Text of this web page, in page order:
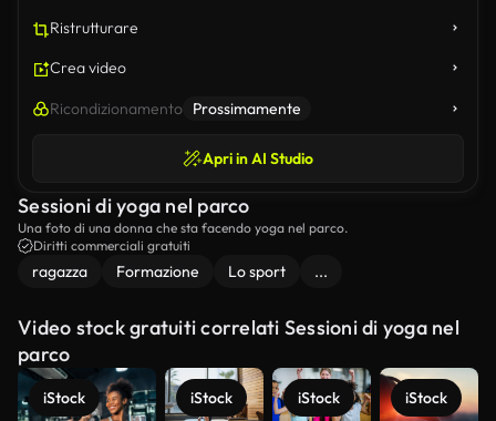
Ristrutturare
Crea video
Ricondizionamento Prossimamente
Apri in AI Studio
Sessioni di yoga nel parco
Una foto di una donna che sta facendo yoga nel parco.
Diritti commerciali gratuiti
ragazza Formazione Lo sport ...
Video stock gratuiti correlati Sessioni di yoga nel
parco
iStock iStock iStock iStock